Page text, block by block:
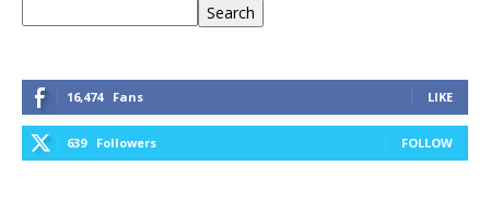
Search
16,474 Fans LIKE
639 Followers FOLLOW